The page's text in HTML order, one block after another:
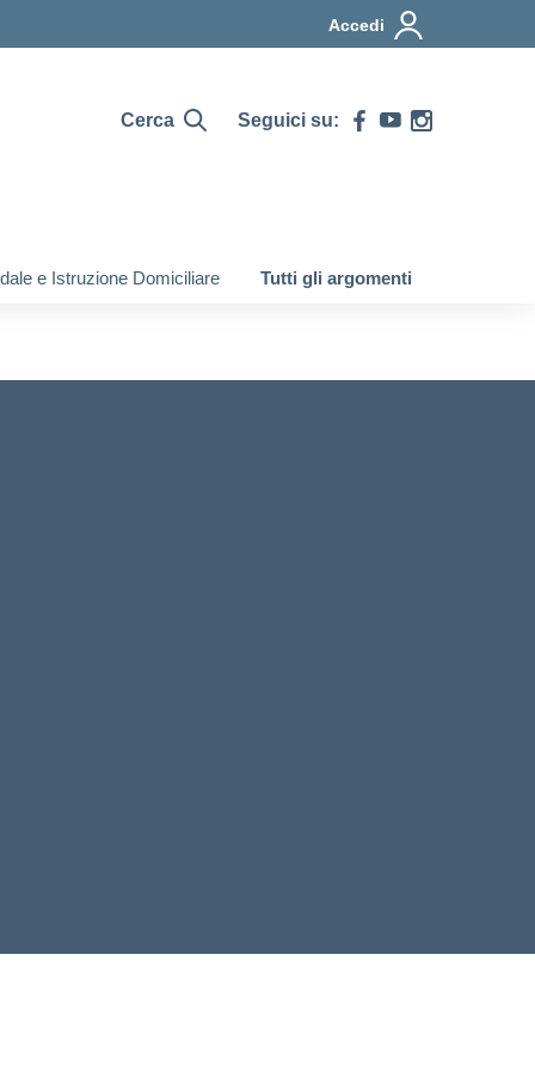
Accedi
Cerca Seguici su:
e Istruzione Domiciliare Tutti gli argomenti